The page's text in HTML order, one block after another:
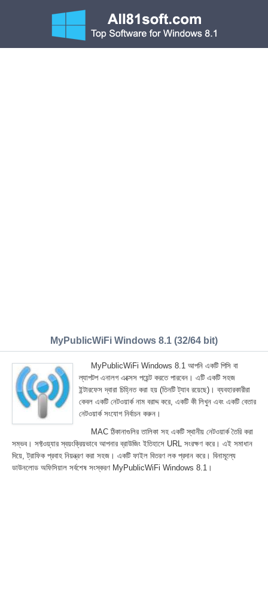
MyPublicWiFi Windows 8.1 (32/64 bit)
MyPublicWiFi Windows 8.1 আপনি একটি পিসি বা
ল্যাপটপ এনালগ এক্সেস পয়েন্ট করতে পারবেন। এটি একটি সহজ
ইন্টারফেস দ্বারা চিহ্নিত করা হয় (তিনটি ট্যাব রয়েছে)। ব্যবহারকারীরা
কেবল একটি নেটওয়ার্ক নাম বরাদ্দ করে, একটি কী লিখুন এবং একটি বেতার
নেটওয়ার্ক সংযোগ নির্বাচন করুন।
MAC ঠিকানাগুলির তালিকা সহ একটি স্থানীয় নেটওয়ার্ক তৈরি করা
সম্ভব। সফ্টওয়্যার স্বয়ংক্রিয়ভাবে আপনার ব্রাউজিং ইতিহাসে URL সংরক্ষণ করে। এই সমাধান
দিয়ে, ট্রাফিক প্রবাহ নিয়ন্ত্রণ করা সহজ। একটি ফাইল বিতরণ লক প্রদান করে। বিনামূল্যে
ডাউনলোড অফিসিয়াল সর্বশেষ সংস্করণ MyPublicWiFi Windows 8.1।